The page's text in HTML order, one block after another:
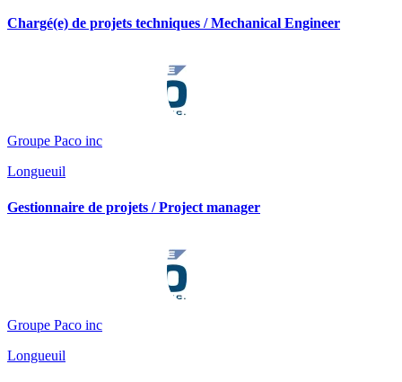
Chargé(e) de projets techniques / Mechanical Engineer
Groupe Paco inc
Longueuil
Gestionnaire de projets / Project manager
Groupe Paco inc
Longueuil